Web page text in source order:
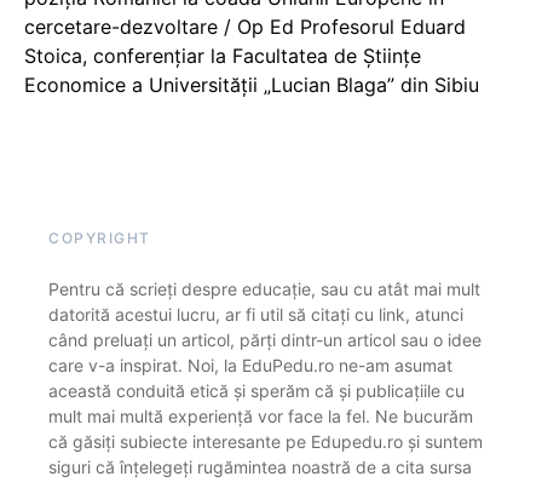
cercetare-dezvoltare / Op Ed Profesorul Eduard
Stoica, conferențiar la Facultatea de Științe
Economice a Universității „Lucian Blaga” din Sibiu
COPYRIGHT
Pentru că scrieți despre educație, sau cu atât mai mult
datorită acestui lucru, ar fi util să citați cu link, atunci
când preluați un articol, părți dintr-un articol sau o idee
care v-a inspirat. Noi, la EduPedu.ro ne-am asumat
această conduită etică și sperăm că și publicațiile cu
mult mai multă experiență vor face la fel. Ne bucurăm
că găsiți subiecte interesante pe Edupedu.ro și suntem
siguri că înțelegeți rugămintea noastră de a cita sursa